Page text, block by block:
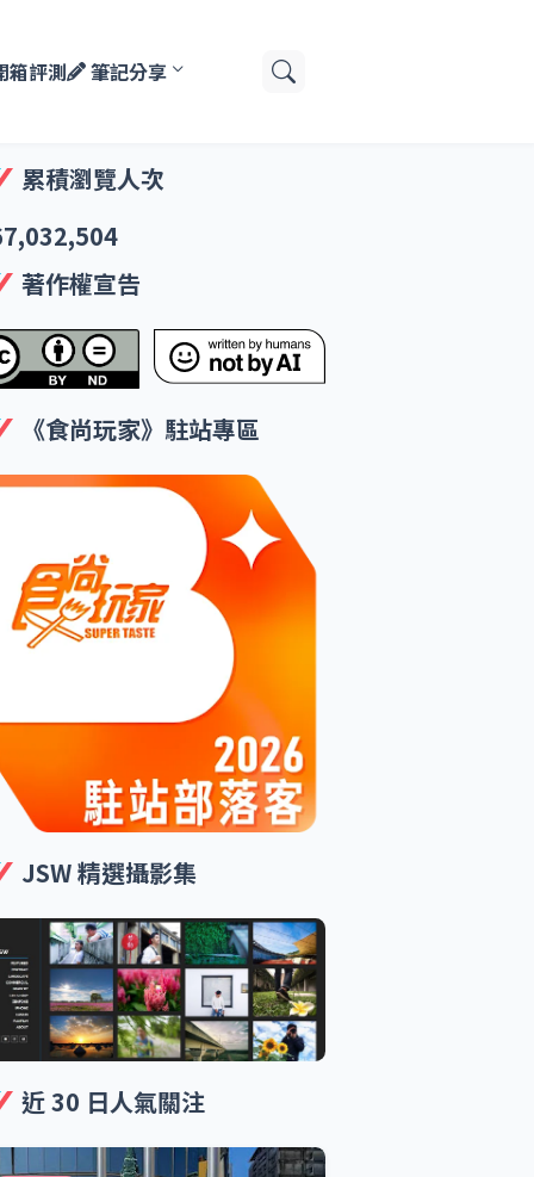
箱評測 筆記分享
累積瀏覽人次
著作權宣告
《食尚玩家》駐站專區
JSW 精選攝影集
近 30 日人氣關注